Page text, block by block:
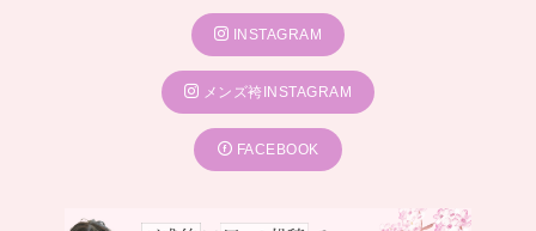
INSTAGRAM
メンズ袴INSTAGRAM
FACEBOOK